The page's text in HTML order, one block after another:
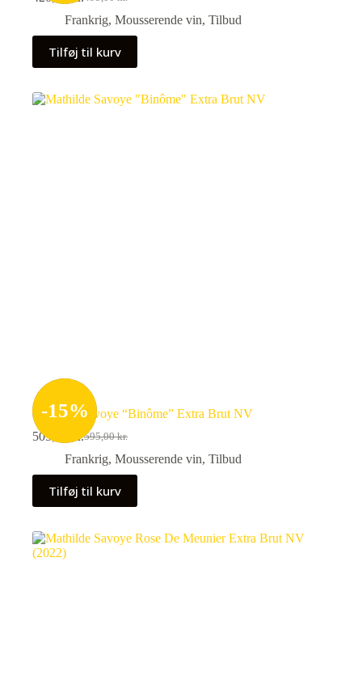
Den
oprindelige
pris
var:
Den
aktuelle
pris
er:
Frankrig, Mousserende vin, Tilbud
Tilføj til kurv
-15%
Mathilde Savoye “Binôme” Extra Brut NV
595,00kr.
Den
oprindelige
pris
var:
505,75 kr.
Den
aktuelle
pris
er:
Frankrig, Mousserende vin, Tilbud
Tilføj til kurv